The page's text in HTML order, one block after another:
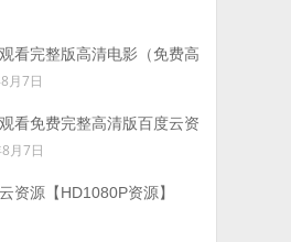
看完整版高清电影（免费高
月7日
看免费完整高清版百度云资
月7日
资源【HD1080P资源】